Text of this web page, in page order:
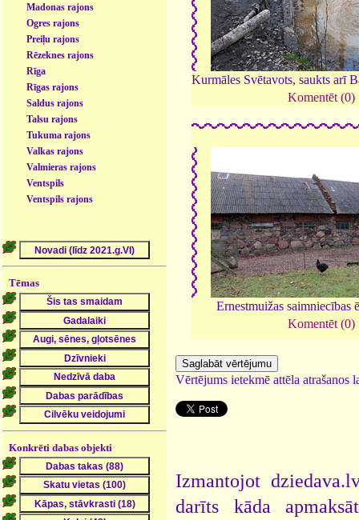
Madonas rajons
Ogres rajons
Preiļu rajons
Rēzeknes rajons
Rīga
Rīgas rajons
Saldus rajons
Talsu rajons
Tukuma rajons
Valkas rajons
Valmieras rajons
Ventspils
Ventspils rajons
Tēmas
Konkrēti dabas objekti
Kurmāles Svētavots, saukts arī
Komentēt (0)
Ernestmuižas saimniecības
Komentēt (0)
Vērtējums ietekmē attēla atrašanos
Izmantojot
darīts kāda